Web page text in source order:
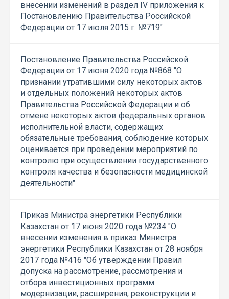
внесении изменений в раздел IV приложения к
Постановлению Правительства Российской
Федерации от 17 июля 2015 г. №719"
Постановление Правительства Российской
Федерации от 17 июня 2020 года №868 "О
признании утратившими силу некоторых актов
и отдельных положений некоторых актов
Правительства Российской Федерации и об
отмене некоторых актов федеральных органов
исполнительной власти, содержащих
обязательные требования, соблюдение которых
оценивается при проведении мероприятий по
контролю при осуществлении государственного
контроля качества и безопасности медицинской
деятельности"
Приказ Министра энергетики Республики
Казахстан от 17 июня 2020 года №234 "О
внесении изменения в приказ Министра
энергетики Республики Казахстан от 28 ноября
2017 года №416 "Об утверждении Правил
допуска на рассмотрение, рассмотрения и
отбора инвестиционных программ
модернизации, расширения, реконструкции и